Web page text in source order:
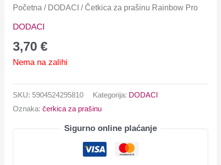
Početna / DODACI / Četkica za prašinu Rainbow Pro
DODACI
3,70€
Nema na zalihi
SKU: 5904524295810 Kategorija: DODACI
Oznaka:čerkica za prašinu
Sigurno online plaćanje